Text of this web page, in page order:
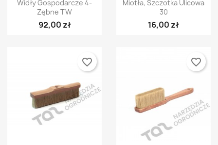
Anuluj Utwórz listę życzeń
Zaloguj się
Widły Gospodarcze 4-
Zębne TW
92,00 zł
Miotła, Szczotka Ulicowa
30
16,00 zł
favorite_border favorite_border